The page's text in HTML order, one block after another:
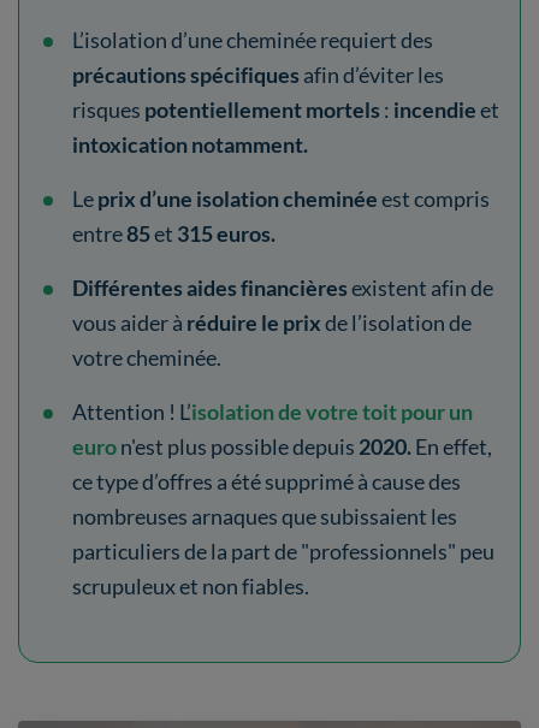
L’isolation d’une cheminée requiert des
précautions spécifiques afin d’éviter les
risques potentiellement mortels : incendieet
intoxication notamment.
Leprix d’une isolation cheminéeest compris
entre85et 315 euros.
Différentes aides financièresexistent afin de
vous aider à réduire le prixde l’isolation de
votre cheminée.
Attention ! L’isolation de votre toit pour un
euron'est plus possible depuis 2020.En effet,
ce type d’offres a été supprimé à cause des
nombreuses arnaques que subissaient les
particuliers de la part de "professionnels" peu
scrupuleux et non fiables.